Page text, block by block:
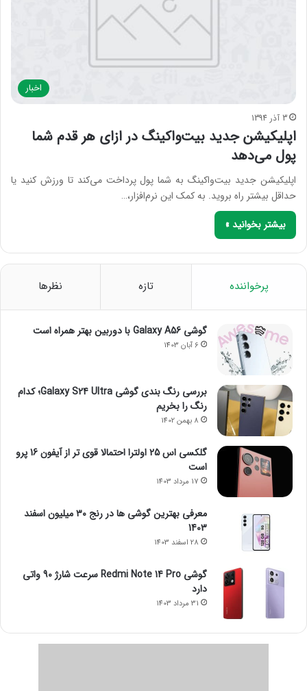
اخبار
3 آذر 1394
اپلیکیشن جدید بیت‌واکینگ در ازای هر قدم شما
پول می‌دهد
اپلیکیشن جدید بیت‌واکینگ به شما پول پرداخت می‌کند تا ورزش کنید یا
حداقل بیشتر راه بروید. به کمک این نرم‌افزار،…
بیشتر بخوانید »
پرخواننده تازه نظرها
گوشی Galaxy A56 با دوربین بهتر همراه است
6 آبان 1403
بررسی رنگ بندی گوشی Galaxy S24 Ultra؛ کدام
رنگ را بخریم
8 بهمن 1402
گلکسی اس 25 اولترا احتمالا قوی تر از آیفون 16 پرو
است
17 مرداد 1403
معرفی بهترین گوشی ها در رنج ۳۰ میلیون اسفند
1403
28 اسفند 1403
گوشی Redmi Note 14 Pro سرعت شارژ 90 واتی
دارد
31 مرداد 1403